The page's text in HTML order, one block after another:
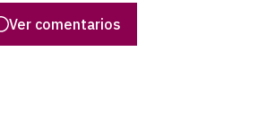
Ver comentarios